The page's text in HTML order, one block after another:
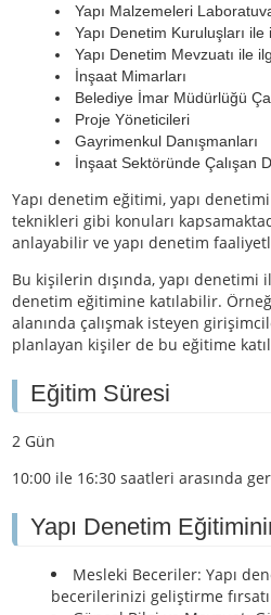
Yapı Malzemeleri
Yapı Denetim Kuruluşları
Yapı Denetim Mevzuatı ile
İnşaat Mimarları
Belediye İmar Müdürlüğü
Proje Yöneticileri
Gayrimenkul Danışmanları
İnşaat Sektöründe Çalışan
Yapı denetim eğitimi, yapı
teknikleri gibi konuları
anlayabilir ve yapı denetim
Bu kişilerin dışında, yapı
denetim eğitimine katılabilir.
alanında çalışmak isteyen
planlayan kişiler de bu eğitime
Eğitim Süresi
2 Gün
10:00 ile 16:30 saatleri arasında
Yapı Denetim
Mesleki Beceriler: Yapı
becerilerinizi geliştirme